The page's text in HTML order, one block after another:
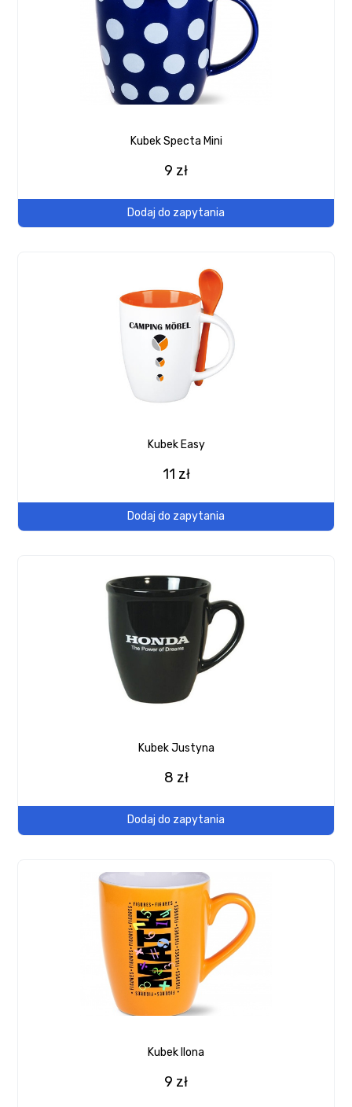
Kubek Specta Mini
9 zł
Dodaj do zapytania
Kubek Easy
11 zł
Dodaj do zapytania
Kubek Justyna
8 zł
Dodaj do zapytania
Kubek Ilona
9 zł